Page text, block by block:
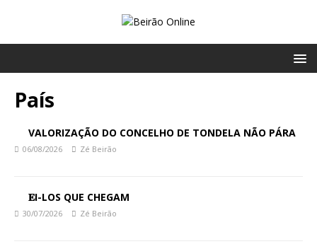
País
VALORIZAÇÃO DO CONCELHO DE TONDELA NÃO PÁRA
06/08/2026 Zé Beirão
𝐄I-LOS QUE CHEGAM
30/07/2026 Zé Beirão